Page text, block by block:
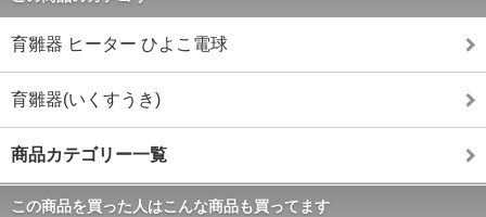
育雛器 ヒーター ひよこ電球
育雛器(いくすうき)
商品カテゴリー一覧
この商品を買った人はこんな商品も買ってます